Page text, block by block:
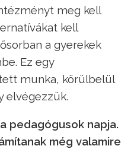
meg kell
kell
a gyerekek
Ez egy
munka, körülbelül
elvégezzük.
pedagógusok napja.
még valamire